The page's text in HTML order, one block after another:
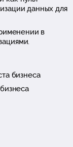
данных для
в
бизнеса